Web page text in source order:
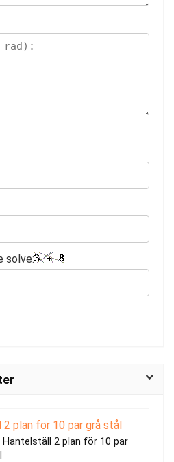
solve:
Hantelställ 2 plan för 10 par